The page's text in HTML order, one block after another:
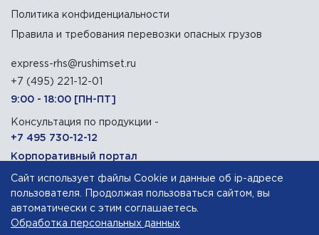
Политика конфиденциальности
Правила и требования перевозки опасных грузов
express-rhs@rushimset.ru
+7 (495) 221-12-01
9:00 - 18:00 [ПН-ПТ]
Консультация по продукции -
+7 495 730-12-12
Корпоративный портал
129090, г. Москва, Олимпийский проспект, 14
Сайт использует файлы Cookie и данные об ip-адресе
пользователя. Продолжая пользоваться сайтом, вы
автоматически с этим соглашаетесь.
Обработка персональных данных